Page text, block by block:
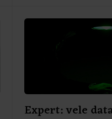
voorzichtiger worden
verhogen van de rente.
Expert: vele